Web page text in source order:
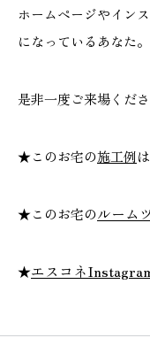
ホームページやイン
になっているあなた。
是非一度ご来場くださ
★このお宅の施工例
★このお宅のルーム
★エスコネ